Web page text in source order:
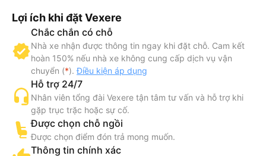
Lợi ích khi đặt Vexere
Chắc chắn có chỗ
Nhà xe nhận được thông tin ngay khi đặt chỗ. Cam kết
hoàn 150% nếu nhà xe không cung cấp dịch vụ vận
chuyển (*).Điều kiện áp dụng
Hỗ trợ 24/7
Nhân viên tổng đài Vexere tận tâm tư vấn và hỗ trợ khi
gặp trục trặc hoặc sự cố.
Được chọn chỗ ngồi
Được chọn điểm đón trả mong muốn.
Thông tin chính xác